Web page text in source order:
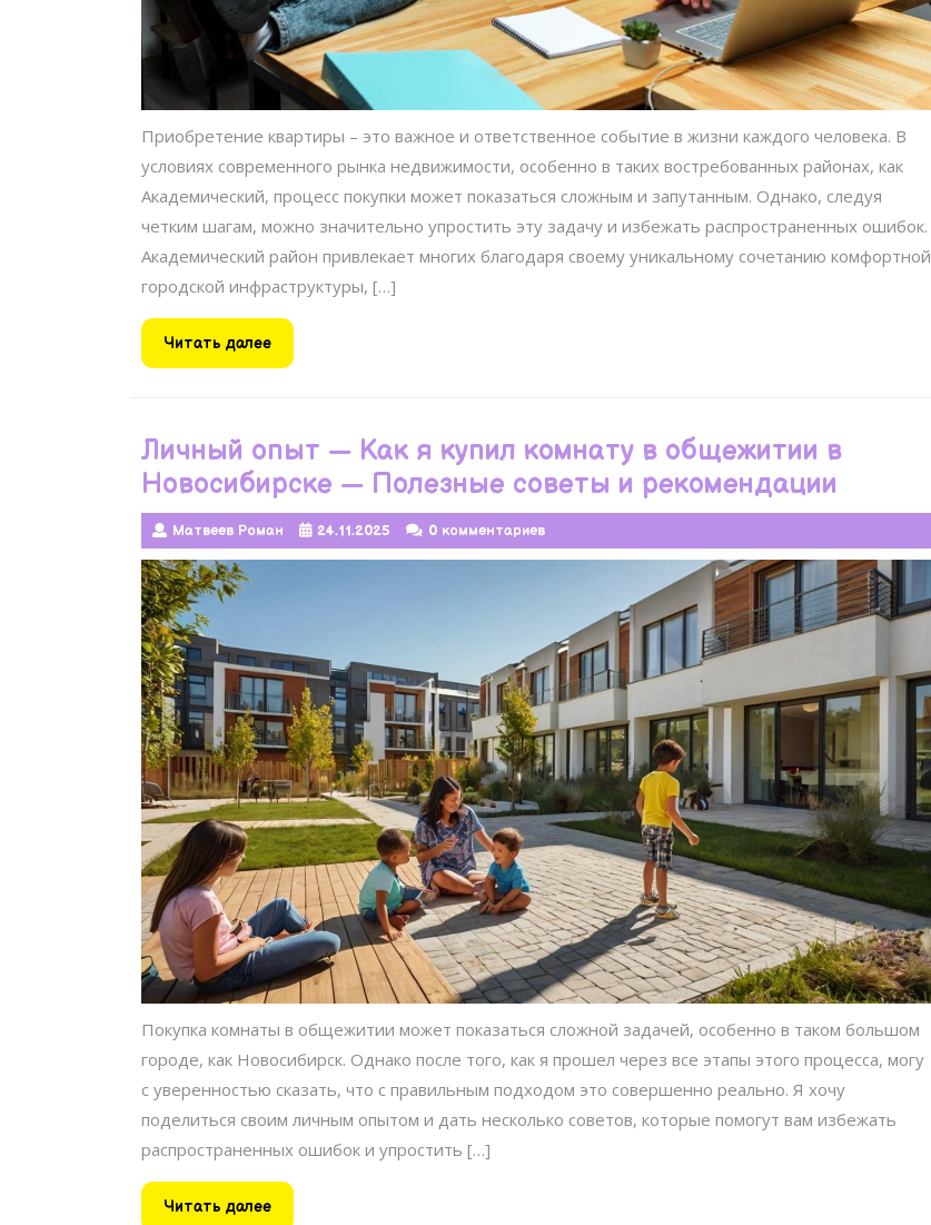
Приобретение квартиры – это важное и ответственное событие в жизни каждого человека. В
условиях современного рынка недвижимости, особенно в таких востребованных районах, как
Академический, процесс покупки может показаться сложным и запутанным. Однако, следуя
четким шагам, можно значительно упростить эту задачу и избежать распространенных ошибок.
Академический район привлекает многих благодаря своему уникальному сочетанию комфортной
городской инфраструктуры, […]
Читать далееЧитать
далее
Личный опыт — Как я купил комнату в общежитии в
Новосибирске — Полезные советы и рекомендации
Матвеев Роман 24.11.2025 0 комментариев
Покупка комнаты в общежитии может показаться сложной задачей, особенно в таком большом
городе, как Новосибирск. Однако после того, как я прошел через все этапы этого процесса, могу
с уверенностью сказать, что с правильным подходом это совершенно реально. Я хочу
поделиться своим личным опытом и дать несколько советов, которые помогут вам избежать
распространенных ошибок и упростить […]
Читать далееЧитать